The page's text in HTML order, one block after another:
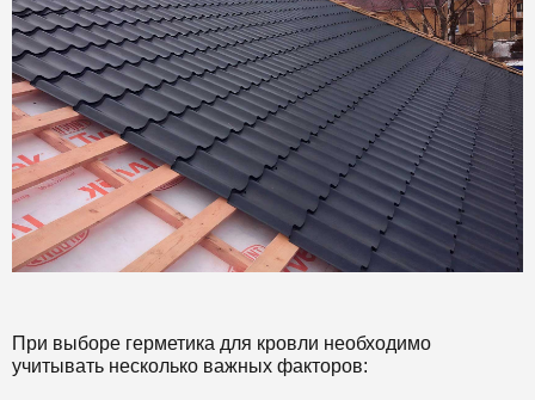
При выборе герметика для кровли необходимо
учитывать несколько важных факторов: